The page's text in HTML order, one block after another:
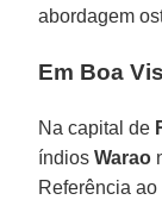
abordagem
Em Boa
Na capital de
índiosWarao
Referência